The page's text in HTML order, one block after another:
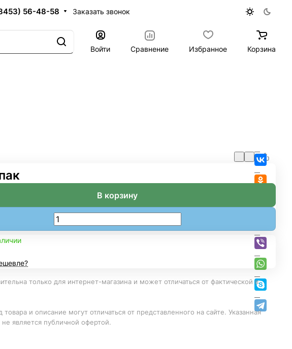
56-48-58 Заказать звонок
Войти Сравнение Избранное Корзина
В корзину
только для интернет-магазина и может отличаться от фактической в
и описание могут отличаться от представленного на сайте. Указанная
является публичной офертой.